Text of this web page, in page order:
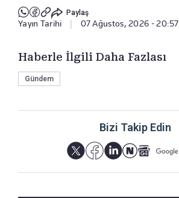
Paylaş
Yayın Tarihi 07 Ağustos, 2026 - 20:57
Haberle İlgili Daha Fazlası
Gündem
Bizi Takip Edin